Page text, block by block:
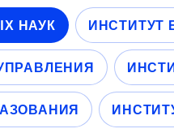
НАУК ИНСТИТУТ